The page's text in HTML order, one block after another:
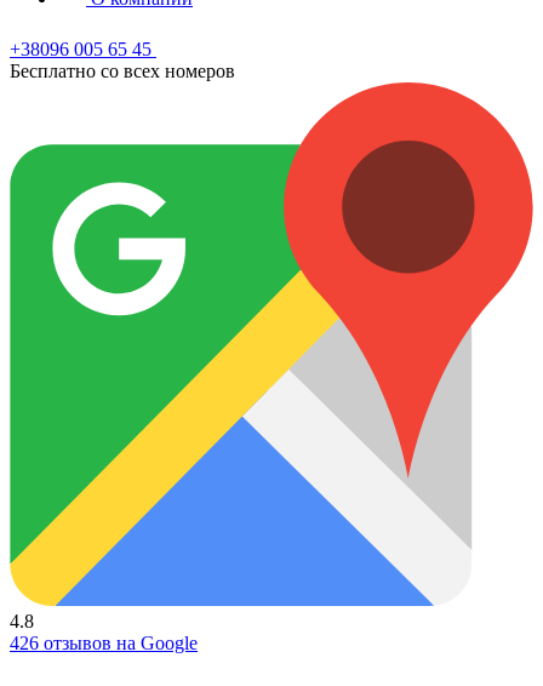
+38096 005 65 45
Бесплатно со всех номеров
4.8
426 отзывов на Google